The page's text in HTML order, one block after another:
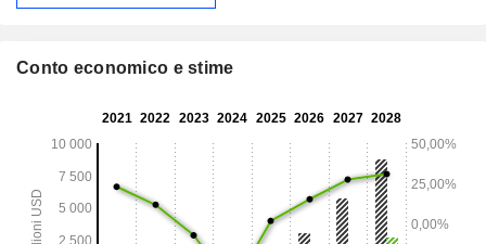
Conto economico e stime